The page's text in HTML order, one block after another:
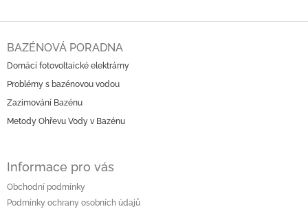
BAZÉNOVÁ PORADNA
Domácí fotovoltaické elektrárny
Problémy s bazénovou vodou
Zazimování Bazénu
Metody Ohřevu Vody v Bazénu
Informace pro vás
Obchodní podmínky
Podmínky ochrany osobních údajů